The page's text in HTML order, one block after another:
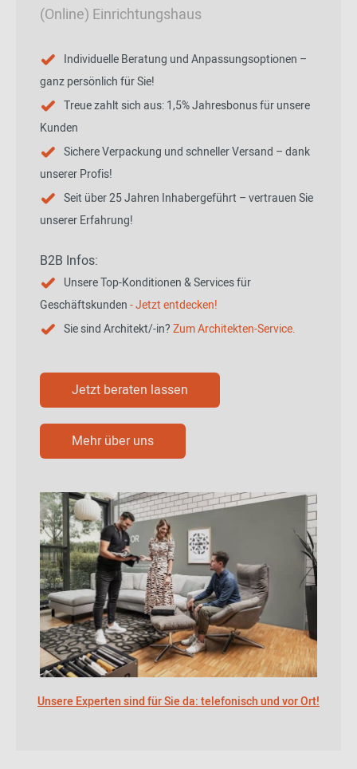
(Online) Einrichtungshaus
Individuelle Beratung und Anpassungsoptionen –
ganz persönlich für Sie!
Treue zahlt sich aus: 1,5% Jahresbonus für unsere
Kunden
Sichere Verpackung und schneller Versand – dank
unserer Profis!
Seit über 25 Jahren Inhabergeführt – vertrauen Sie
unserer Erfahrung!
B2B Infos:
Unsere Top-Konditionen & Services für
Geschäftskunden- Jetzt entdecken!
Sie sind Architekt/-in?Zum Architekten-Service.
Jetzt beraten lassen
Mehr über uns
Unsere Experten sind für Sie da: telefonisch und vor Ort!